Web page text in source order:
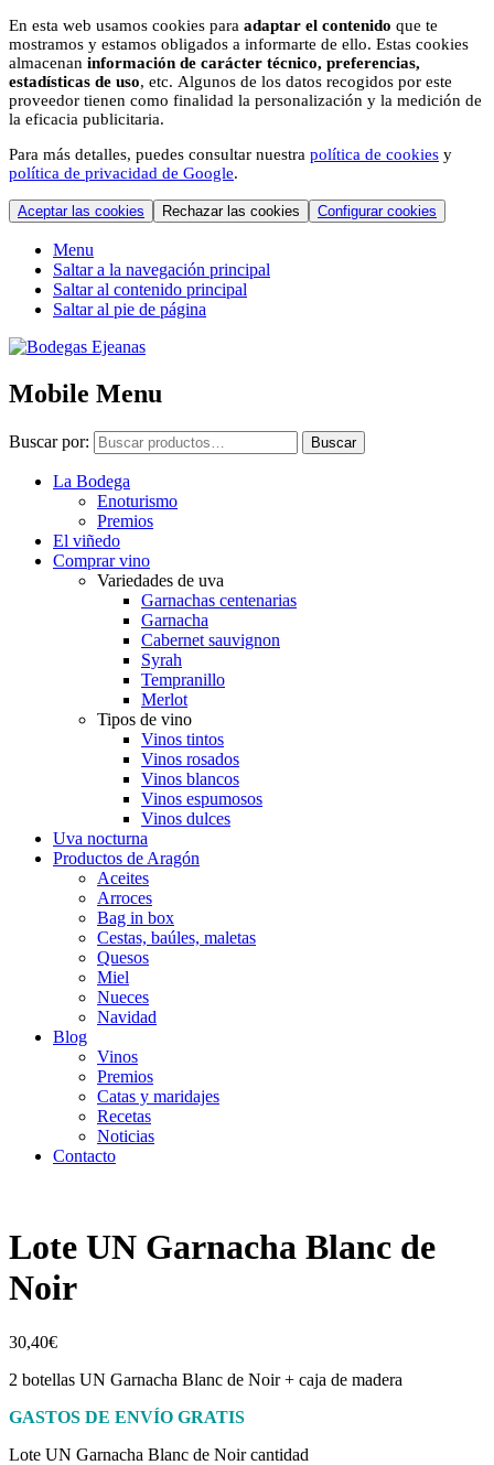
En esta web usamos cookies para adaptar el contenido que te
mostramos y estamos obligados a informarte de ello. Estas cookies
almacenan información de carácter técnico, preferencias,
estadísticas de uso, etc. Algunos de los datos recogidos por este
proveedor tienen como finalidad la personalización y la medición de
la eficacia publicitaria.
Para más detalles, puedes consultar nuestra política de cookies y
política de privacidad de Google.
Aceptar las cookies Rechazar las cookies Configurar cookies
Menu
Saltar a la navegación principal
Saltar al contenido principal
Saltar al pie de página
Mobile Menu
Buscar por: Buscar
La Bodega
Enoturismo
Premios
El viñedo
Comprar vino
Variedades de uva
Garnachas centenarias
Garnacha
Cabernet sauvignon
Syrah
Tempranillo
Merlot
Tipos de vino
Vinos tintos
Vinos rosados
Vinos blancos
Vinos espumosos
Vinos dulces
Uva nocturna
Productos de Aragón
Aceites
Arroces
Bag in box
Cestas, baúles, maletas
Quesos
Miel
Nueces
Navidad
Blog
Vinos
Premios
Catas y maridajes
Recetas
Noticias
Contacto
Lote UN Garnacha Blanc de
Noir
30,40€
2 botellas UN Garnacha Blanc de Noir + caja de madera
GASTOS DE ENVÍO GRATIS
Lote UN Garnacha Blanc de Noir cantidad